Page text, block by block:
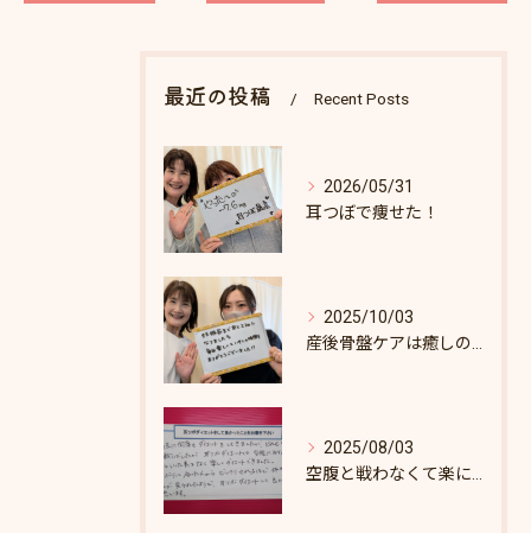
最近の投稿 Recent Posts
2026/05/31
耳つぼで痩せた！
2025/10/03
2025/08/03